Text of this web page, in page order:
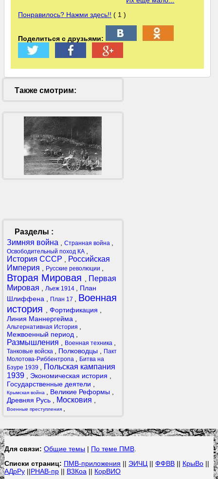
Понравилось? Нажми здесь!! ( 1 )
Поделиться с друзьями:
Также смотрим:
Разделы :
Зимняя война , Странная война ,
Освободительный поход КА ,
История СССР , Российская
Империя , Русские революции ,
Вторая Мировая , Первая
Мировая , Льеж 1914 , План
Шлиффена , План 17 , Военная
история , Фортификация ,
Линия Маннергейма ,
Альтернативная История ,
Межвоенный период ,
Размышления , Военная техника ,
Танковые войска , Полководцы , Пакт
Молотова-Риббентропа , Битва на
Бзуре 1939 , Польская кампания
1939 , Экономическая история ,
Государственные деятели ,
Крымская война , Великие Реформы ,
Древняя Русь , Московия ,
Военные преступления ,
Для связи: Общие темы | По теме ПМВ.
Списки страниц: ПМВ-приложения || ЭИЧЦ|| ФФВВ|| КрыВо||
АДрРу||РНАВ-пр|| В3Коа|| КорВИО